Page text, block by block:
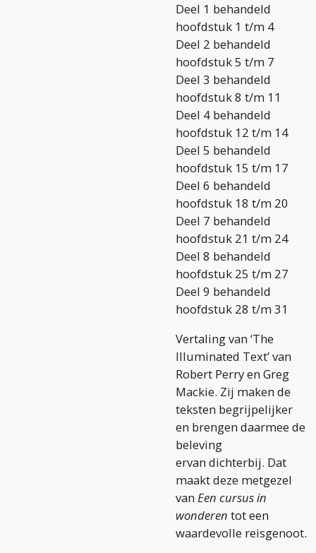
Deel 1 behandeld
hoofdstuk 1 t/m 4
Deel 2 behandeld
hoofdstuk 5 t/m 7
Deel 3 behandeld
hoofdstuk 8 t/m 11
Deel 4 behandeld
hoofdstuk 12 t/m 14
Deel 5 behandeld
hoofdstuk 15 t/m 17
Deel 6 behandeld
hoofdstuk 18 t/m 20
Deel 7 behandeld
hoofdstuk 21 t/m 24
Deel 8 behandeld
hoofdstuk 25 t/m 27
Deel 9 behandeld
hoofdstuk 28 t/m 31
Vertaling van ‘The
Illuminated Text’ van
Robert Perry en Greg
Mackie. Zij maken de
teksten begrijpelijker
en brengen daarmee de
beleving
ervan dichterbij. Dat
maakt deze metgezel
vanEen cursus in
wonderen tot een
waardevolle reisgenoot.